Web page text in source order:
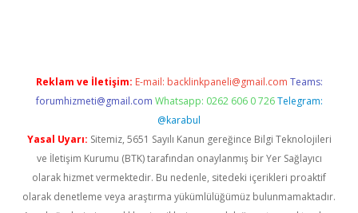
Reklam ve İletişim: E-mail: backlinkpaneli@gmail.com Teams:
forumhizmeti@gmail.com Whatsapp: 0262 606 0 726 Telegram:
@karabul
Yasal Uyarı: Sitemiz, 5651 Sayılı Kanun gereğince Bilgi Teknolojileri
ve İletişim Kurumu (BTK) tarafından onaylanmış bir Yer Sağlayıcı
olarak hizmet vermektedir. Bu nedenle, sitedeki içerikleri proaktif
olarak denetleme veya araştırma yükümlülüğümüz bulunmamaktadır.